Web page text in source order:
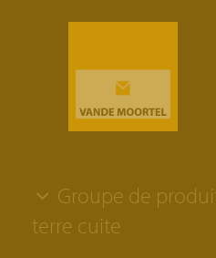
Groupe de
terre cuite